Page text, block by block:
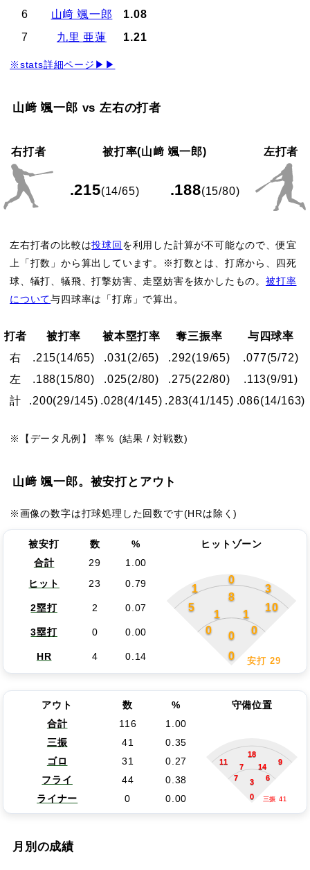
6 山﨑 颯一郎
1.08
7
九里 亜蓮 1.21
※stats詳細ページ▶▶
山﨑 颯一郎 vs 左右の打者
右打者 被打率(山﨑 颯一郎) 左打者
.215(14/65) .188(15/80)
左右打者の比較は投球回 を利用した計算が不可能なので、便宜
上「打数」から算出しています。※打数とは、打席から、四死
球、犠打、犠飛、打撃妨害、走塁妨害を抜かしたもの。被打率
について与四球率は「打席」で算出。
打者 被打率 被本塁打率 奪三振率
与四球率
右
.215(14/65) .031(2/65) .292(19/65) .077(5/72)
左
.188(15/80) .025(2/80) .275(22/80) .113(9/91)
計
.200(29/145) .028(4/145) .283(41/145) .086(14/163)
※【データ凡例】 率％ (結果 / 対戦数)
山﨑 颯一郎。被安打とアウト
※画像の数字は打球処理した回数です(HRは除く)
被安打 数 %
ヒットゾーン
合計
29
1.00
ヒット
23 0.79 1
0
3
5
8
10
1
1
0
0
0
0
安打 29
2塁打 2 0.07
3塁打 0 0.00
HR 4 0.14
アウト 数 %
守備位置
合計
116
1.00
三振
41 0.35
11
18
9
7
14
7
6
3
0
三振 41
ゴロ 31
0.27
フライ
44
0.38
ライナー
0 0.00
月別の成績